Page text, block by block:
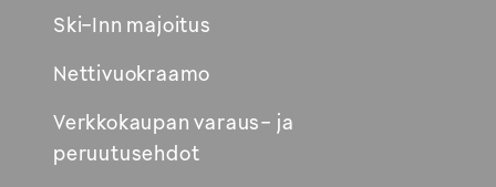
Ski-Inn majoitus
Nettivuokraamo
Verkkokaupan varaus- ja
peruutusehdot